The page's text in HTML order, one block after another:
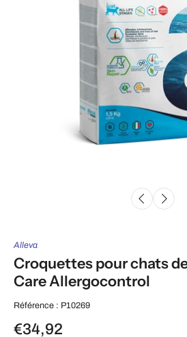
Alleva
Croquettes pour chats
Care Allergocontrol
Référence : P10269
€34,92